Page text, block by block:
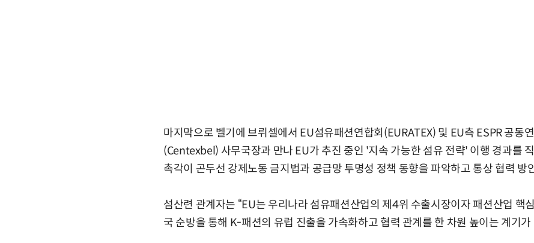
마지막으로 벨기에 브뤼셀에서 EU섬유패션연합회(EURATEX) 및 EU측 ESPR 공동
(Centexbel) 사무국장과 만나 EU가 추진 중인 '지속 가능한 섬유 전략' 이행 경과를
촉각이 곤두선 강제노동 금지법과 공급망 투명성 정책 동향을 파악하고 통상 협력 방
섬산련 관계자는 “EU는 우리나라 섬유패션산업의 제4위 수출시장이자 패션산업 핵
국 순방을 통해 K-패션의 유럽 진출을 가속화하고 협력 관계를 한 차원 높이는 계기